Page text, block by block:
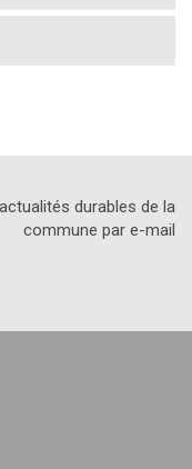
durables de la
commune par e-mail